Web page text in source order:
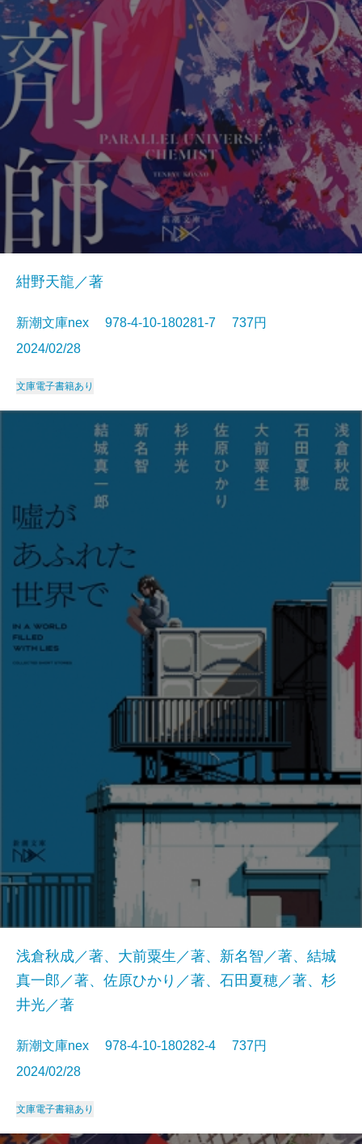
紺野天龍／著
新潮文庫nex 978-4-10-180281-7 737円
2024/02/28
文庫電子書籍あり
浅倉秋成／著、大前粟生／著、新名智／著、結城
真一郎／著、佐原ひかり／著、石田夏穂／著、杉
井光／著
新潮文庫nex 978-4-10-180282-4 737円
2024/02/28
文庫電子書籍あり